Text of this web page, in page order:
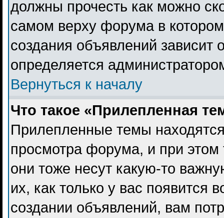
должны прочесть как можно
самом верху форума в
создания объявлений зависит
определяется
Вернуться к началу
Что такое «Прилепленная
Прилепленные темы
просмотра форума, и при
они тоже несут какую-то
их, как только у вас появится
создании объявлений, вам